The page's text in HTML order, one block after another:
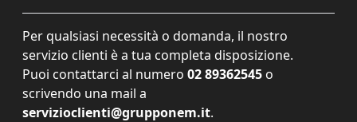
Per qualsiasi necessità o domanda, il nostro
servizio clienti è a tua completa disposizione.
Puoi contattarci al numero 02 89362545 o
scrivendo una mail a
servizioclienti@grupponem.it.